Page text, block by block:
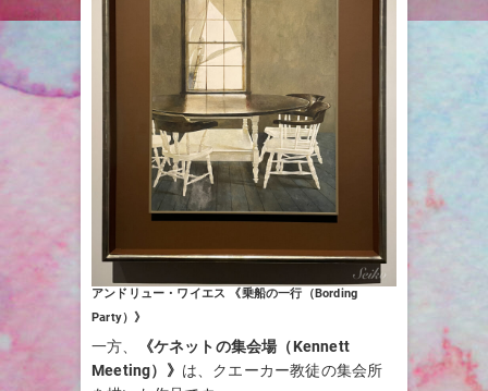
アンドリュー・ワイエス 《乗船の一行（Bording
Party）》
一方、
《ケネットの集会場（Kennett
Meeting）》 は、クエーカー教徒の集会所